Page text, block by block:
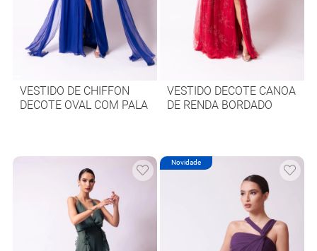
VESTIDO DE CHIFFON
DECOTE OVAL COM PALA
VESTIDO DECOTE CANOA
DE RENDA BORDADO
Novidade